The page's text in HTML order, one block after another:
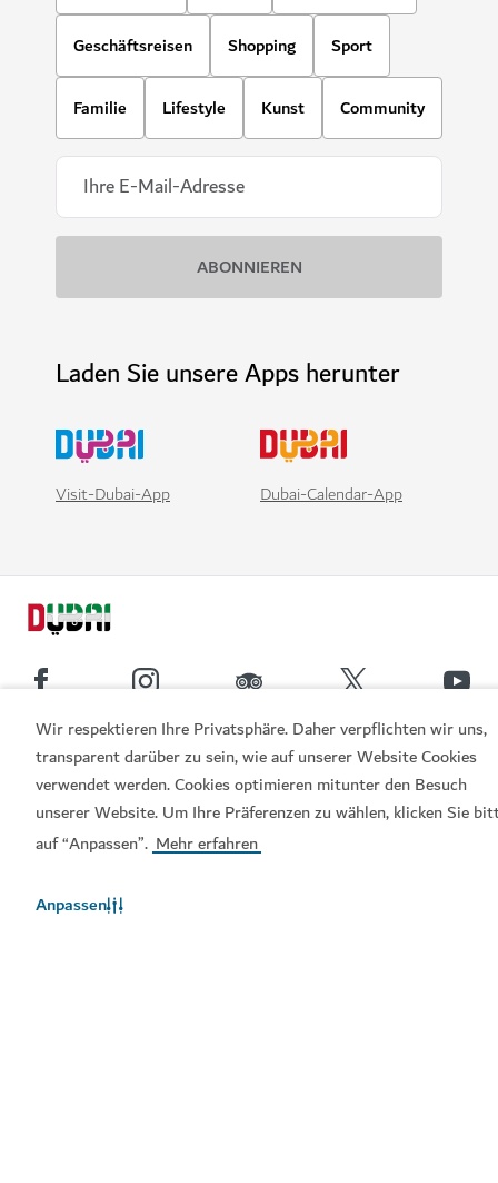
Wir respektieren Ihre Privatsphäre. Daher verpflichten wir uns,
transparent darüber zu sein, wie auf unserer Website Cookies
verwendet werden. Cookies optimieren mitunter den Besuch
unserer Website. Um Ihre Präferenzen zu wählen, klicken Sie
auf “Anpassen”. Mehr erfahren
Anpassen
Geschäftsreisen Shopping Sport
Familie Lifestyle Kunst Community
Laden Sie unsere Apps herunter
Visit-Dubai-App Dubai-Calendar-App
Beliebte Links
Hilfreiche Informationen